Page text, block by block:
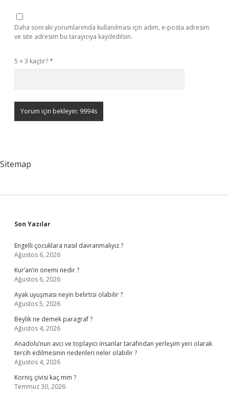
Daha sonraki yorumlarımda kullanılması için adım, e-posta adresim
ve site adresim bu tarayıcıya kaydedilsin.
5 + 3 kaçtır?*
Sitemap
Sidebar
Son Yazılar
Engelli çocuklara nasıl davranmalıyız ?
Ağustos 6, 2026
Kur’an’ın önemi nedir ?
Ağustos 6, 2026
Ayak uyuşması neyin belirtisi olabilir ?
Ağustos 5, 2026
Beylik ne demek paragraf ?
Ağustos 4, 2026
Anadolu’nun avcı ve toplayıcı insanlar tarafından yerleşim yeri olarak
tercih edilmesinin nedenleri neler olabilir ?
Ağustos 4, 2026
Korniş çivisi kaç mm ?
Temmuz 30, 2026